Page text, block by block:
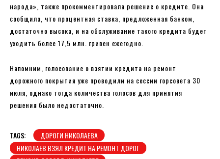
народа», также прокомментировала решение о кредите. Она
сообщила, что процентная ставка, предложенная банком,
достаточно высока, и на обслуживание такого кредита будет
уходить более 17,5 млн. гривен ежегодно.
Напомним, голосование о взятии кредита на ремонт
дорожного покрытия уже проводили на сессии горсовета 30
июля, однако тогда количества голосов для принятия
решения было недостаточно.
TAGS:
ДОРОГИ НИКОЛАЕВА
НИКОЛАЕВ ВЗЯЛ КРЕДИТ НА РЕМОНТ ДОРОГ